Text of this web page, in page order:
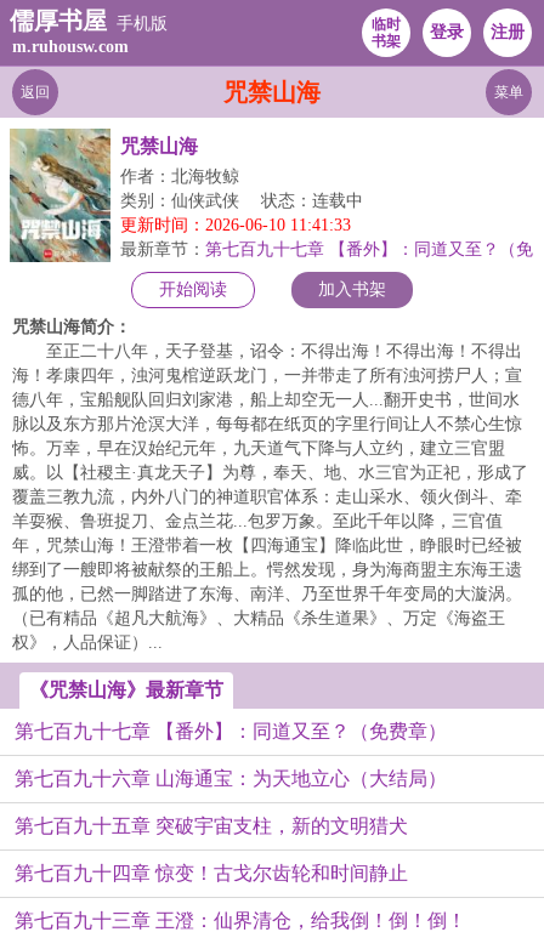
儒厚书屋 手机版
m.ruhousw.com
临时
书架
登录 注册
咒禁山海
返回 菜单
咒禁山海
作者：北海牧鲸
类别：仙侠武侠
状态：连载中
更新时间：2026-06-10 11:41:33
最新章节： 第七百九十七章 【番外】：同道又至？（免
费章）
开始阅读
加入书架
咒禁山海简介：
至正二十八年，天子登基，诏令：不得出海！不得出海！不得出
海！孝康四年，浊河鬼棺逆跃龙门，一并带走了所有浊河捞尸人；宣
德八年，宝船舰队回归刘家港，船上却空无一人...翻开史书，世间水
脉以及东方那片沧溟大洋，每每都在纸页的字里行间让人不禁心生惊
怖。万幸，早在汉始纪元年，九天道气下降与人立约，建立三官盟
威。以【社稷主·真龙天子】为尊，奉天、地、水三官为正祀，形成了
覆盖三教九流，内外八门的神道职官体系：走山采水、领火倒斗、牵
羊耍猴、鲁班捉刀、金点兰花...包罗万象。至此千年以降，三官值
年，咒禁山海！王澄带着一枚【四海通宝】降临此世，睁眼时已经被
绑到了一艘即将被献祭的王船上。愕然发现，身为海商盟主东海王遗
孤的他，已然一脚踏进了东海、南洋、乃至世界千年变局的大漩涡。
（已有精品《超凡大航海》、大精品《杀生道果》、万定《海盗王
权》，人品保证）...
《咒禁山海》最新章节
第七百九十七章 【番外】：同道又至？（免费章）
第七百九十六章 山海通宝：为天地立心（大结局）
第七百九十五章 突破宇宙支柱，新的文明猎犬
第七百九十四章 惊变！古戈尔齿轮和时间静止
第七百九十三章 王澄：仙界清仓，给我倒！倒！倒！